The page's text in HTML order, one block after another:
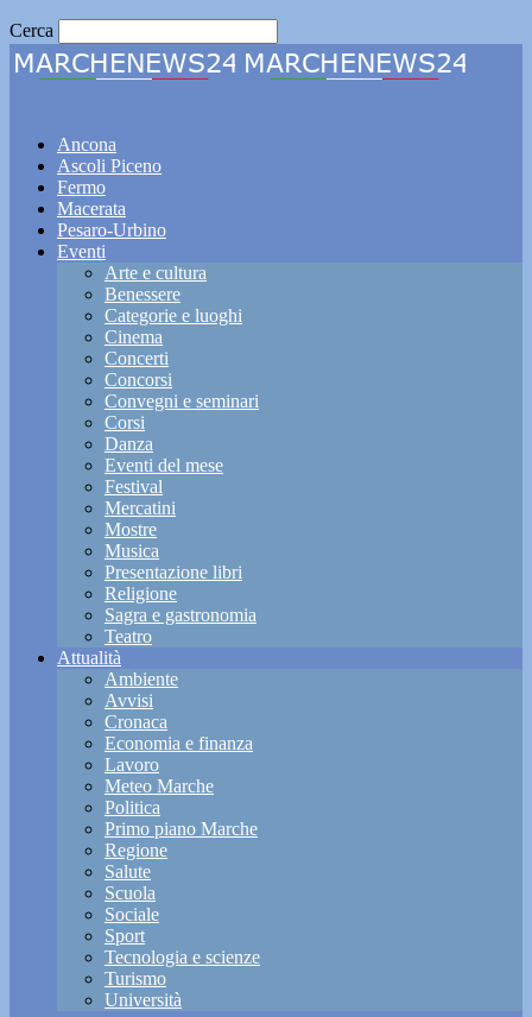
Cerca
Ancona
Ascoli Piceno
Fermo
Macerata
Pesaro-Urbino
Eventi
Arte e cultura
Benessere
Categorie e luoghi
Cinema
Concerti
Concorsi
Convegni e seminari
Corsi
Danza
Eventi del mese
Festival
Mercatini
Mostre
Musica
Presentazione libri
Religione
Sagra e gastronomia
Teatro
Attualità
Ambiente
Avvisi
Cronaca
Economia e finanza
Lavoro
Meteo Marche
Politica
Primo piano Marche
Regione
Salute
Scuola
Sociale
Sport
Tecnologia e scienze
Turismo
Università